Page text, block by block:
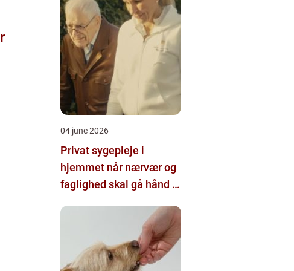
04 june 2026
Privat sygepleje i
hjemmet når nærvær og
faglighed skal gå hånd i